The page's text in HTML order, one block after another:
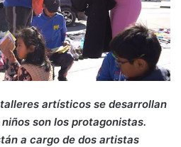
artísticos se desarrollan
son los protagonistas.
a cargo de dos artistas